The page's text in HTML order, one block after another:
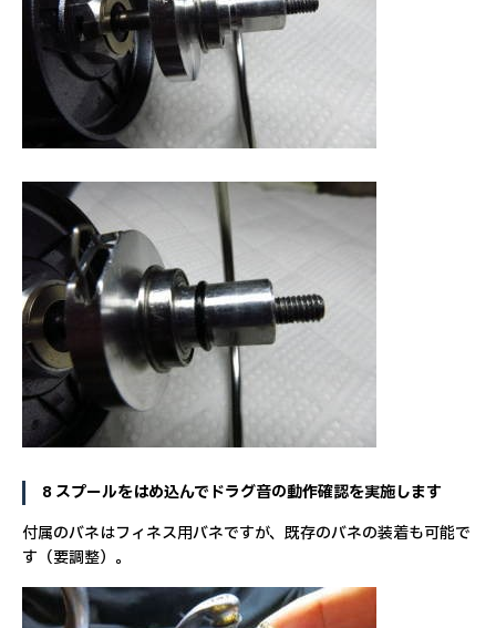
8 スプールをはめ込んでドラグ音の動作確認を実施します
付属のバネはフィネス用バネですが、既存のバネの装着も可能で
す（要調整）。